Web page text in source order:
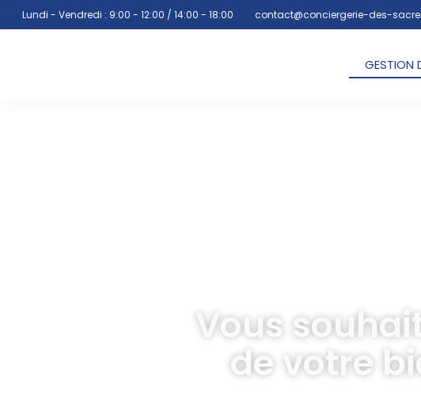
Lundi - Vendredi : 9:00 - 12:00 / 14:00 - 18:00 contact@conciergerie-des-
GESTION
Vous
de votre